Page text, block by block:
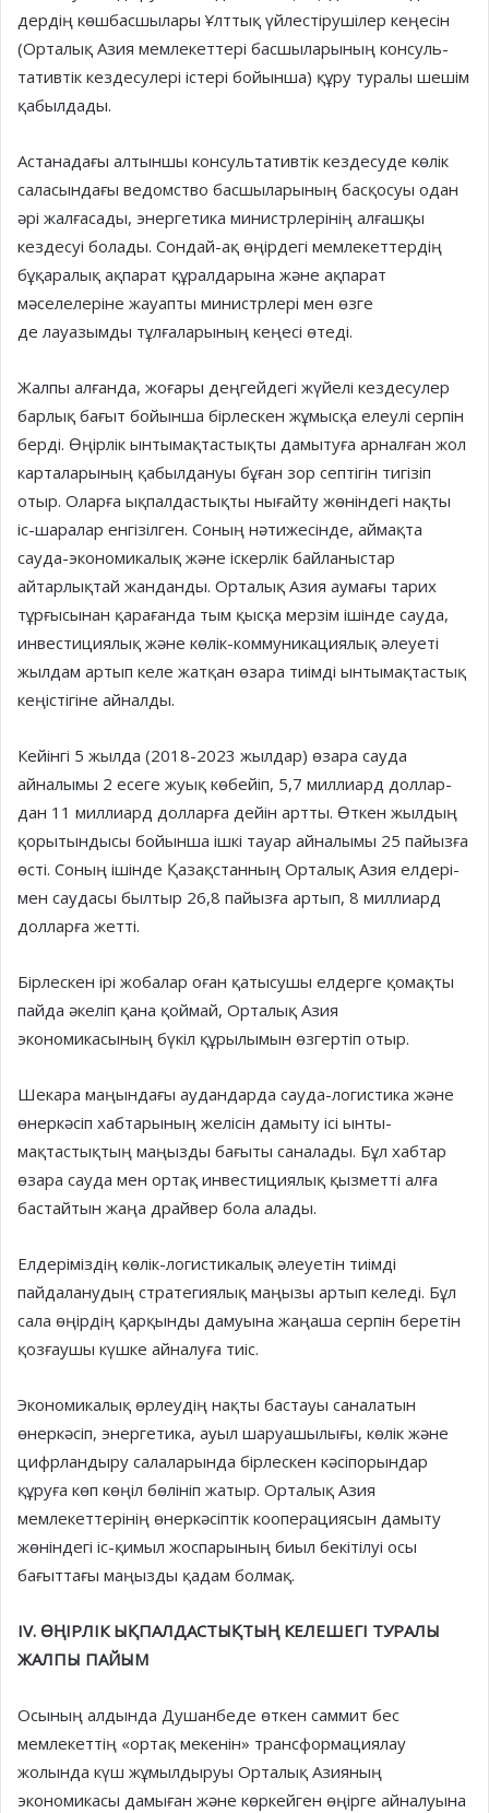
дердің көшбасшылары Ұлт­тық үй­лес­тірушілер кеңесін
(Орталық Азия мемлекеттері басшыларының кон­суль­
тативтік кездесулері істері бойын­ша) құру туралы шешім
қа­был­дады.
Астанадағы алтыншы консуль­та­тивтік кездесуде көлік
саласындағы ведомство басшыларының басқо­суы одан
әрі жалғасады, энергетика ми­нистрлерінің алғашқы
кезде­суі болады. Сондай-ақ өңірдегі мемле­кеттердің
бұқаралық ақпарат құрал­дарына және ақпарат
мәселелеріне жауапты министрлері мен өзге
де лауазымды тұлғаларының кеңесі өтеді.
Жалпы алғанда, жоғары деңгей­дегі жүйелі кездесулер
барлық ба­ғыт бойынша бірлескен жұмысқа елеулі серпін
берді. Өңірлік ынтымақ­тас­тықты дамытуға арналған жол
карталарының қабылдануы бұған зор септігін тигізіп
отыр. Оларға ықпал­дастықты нығайту жөніндегі нақ­ты
іс-шаралар енгізілген. Соның нәтижесінде, аймақта
сауда-эконо­микалық және іскерлік байланыстар
айтарлықтай жанданды. Орталық Азия аумағы тарих
тұрғы­сынан қарағанда тым қысқа мерзім ішінде сауда,
инвестициялық және кө­лік-коммуникациялық әлеуеті
жыл­дам артып келе жатқан өзара тиім­ді ынтымақтастық
кеңістігіне айналды.
Кейінгі 5 жылда (2018-2023 жылдар) өзара сауда
айналымы 2 есеге жуық көбейіп, 5,7 миллиард доллар­
дан 11 миллиард долларға дейін арт­ты. Өткен жылдың
қорытын­ды­сы бойынша ішкі тауар айналы­мы 25 пайызға
өсті. Соның ішінде Қазақстанның Орталық Азия елдері­
мен саудасы былтыр 26,8 пайызға артып, 8 миллиард
долларға жетті.
Бірлескен ірі жобалар оған қа­ты­­су­шы елдерге қомақты
пайда әке­ліп қана қоймай, Орталық Азия
экономикасының бүкіл құрылымын өзгертіп отыр.
Шекара маңындағы аудандарда сауда-логистика және
өнеркәсіп хабтарының желісін дамыту ісі ынты­
мақтастықтың маңызды бағыты саналады. Бұл хабтар
өзара сауда мен ор­тақ инвестициялық қызметті алға
бастайтын жаңа драйвер бола алады.
Елдеріміздің көлік-логистикалық әлеуетін тиімді
пайдаланудың страте­гиялық маңызы артып келеді. Бұл
сала өңірдің қарқынды дамуына жаңаша серпін беретін
қозғаушы күшке айналуға тиіс.
Экономикалық өрлеудің нақты бастауы саналатын
өнеркәсіп, энергетика, ауыл шаруашылығы, көлік және
цифрландыру салаларында бірлескен кәсіпорындар
құруға көп көңіл бөлініп жатыр. Орталық Азия
мемлекеттерінің өнеркәсіптік кооперациясын дамыту
жөніндегі іс-қи­мыл жоспарының биыл бекітілуі осы
бағыттағы маңызды қадам болмақ.
IV. ӨҢІРЛІК ЫҚПАЛДАСТЫҚТЫҢ КЕЛЕШЕГІ ТУРАЛЫ
ЖАЛПЫ ПАЙЫМ
Осының алдында Душанбеде өт­кен саммит бес
мемлекеттің «ортақ мекенін» трансформациялау
жолында күш жұмылдыруы Орта­лық Азия­ның
экономикасы дамыған және көркейген өңірге айналуы­на